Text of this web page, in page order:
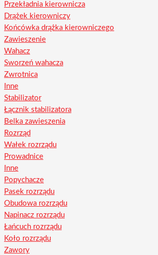
Przekładnia kierownicza
Drążek kierowniczy
Końcówka drążka kierowniczego
Zawieszenie
Wahacz
Sworzeń wahacza
Zwrotnica
Inne
Stabilizator
Łącznik stabilizatora
Belka zawieszenia
Rozrząd
Wałek rozrządu
Prowadnice
Inne
Popychacze
Pasek rozrządu
Obudowa rozrządu
Napinacz rozrządu
Łańcuch rozrządu
Koło rozrządu
Zawory